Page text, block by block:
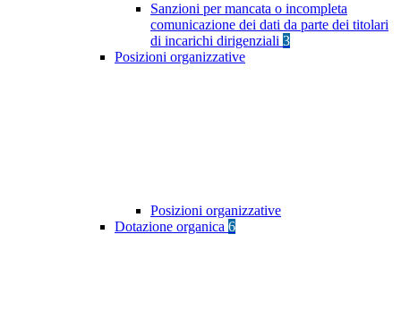
Sanzioni per mancata o incompleta
comunicazione dei dati da parte dei titolari
di incarichi dirigenziali 3
Posizioni organizzative
Posizioni organizzative
Dotazione organica 6